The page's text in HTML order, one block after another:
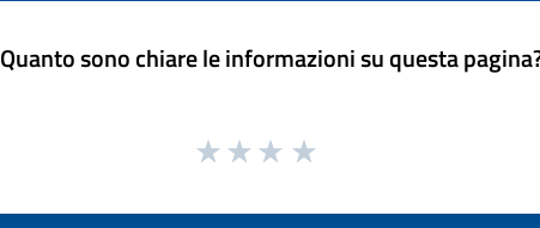
Quanto sono chiare le informazioni su questa